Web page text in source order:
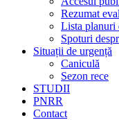
Rezumat
Lista planuri
Spoturi
Situații de urgență
Caniculă
Sezon rece
STUDII
PNRR
Contact